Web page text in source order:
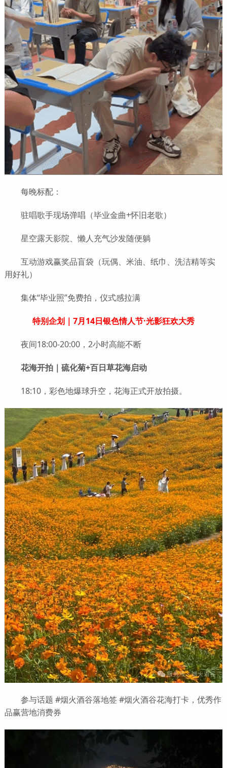
每晚标配：
驻唱歌手现场弹唱（毕业金曲+怀旧老歌）
星空露天影院、懒人充气沙发随便躺
互动游戏赢奖品盲袋（玩偶、米油、纸巾、洗洁精等实
用好礼）
集体“毕业照”免费拍，仪式感拉满
特别企划｜7月14日银色情人节·光影狂欢大秀
夜间18:00-20:00，2小时高能不断
花海开拍｜硫化菊+百日草花海启动
18:10，彩色地爆球升空，花海正式开放拍摄。
参与话题 #烟火酒谷落地签 #烟火酒谷花海打卡，优秀作
品赢营地消费券